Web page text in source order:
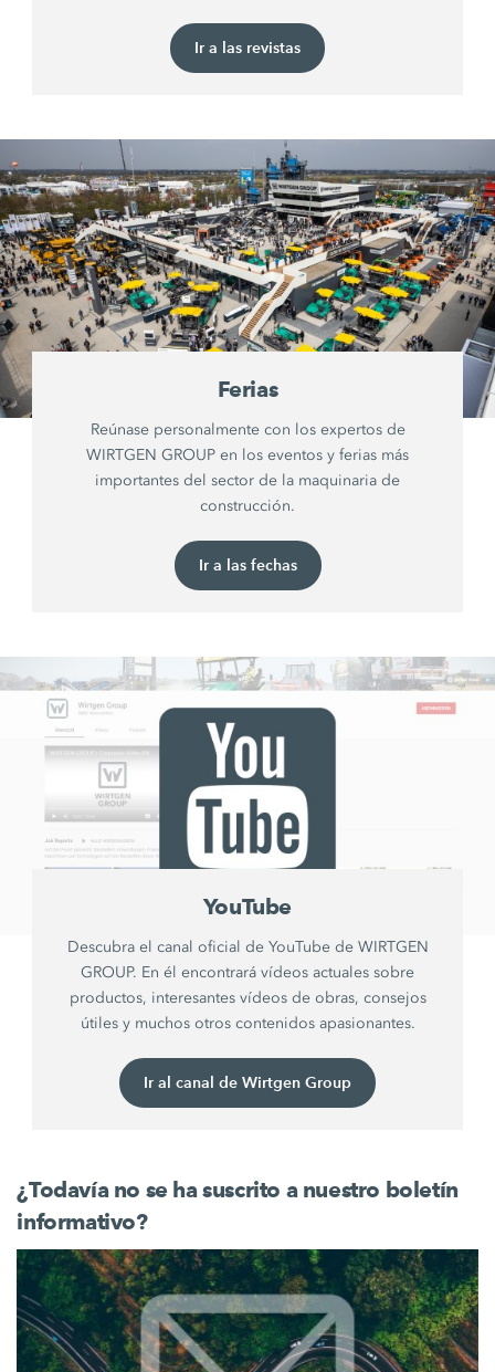
Ir a las revistas
Ferias
Reúnase personalmente con los expertos de
WIRTGEN GROUP en los eventos y ferias más
importantes del sector de la maquinaria de
construcción.
Ir a las fechas
YouTube
Descubra el canal oficial de YouTube de WIRTGEN
GROUP. En él encontrará vídeos actuales sobre
productos, interesantes vídeos de obras, consejos
útiles y muchos otros contenidos apasionantes.
Ir al canal de Wirtgen Group
¿Todavía no se ha suscrito a nuestro boletín
informativo?